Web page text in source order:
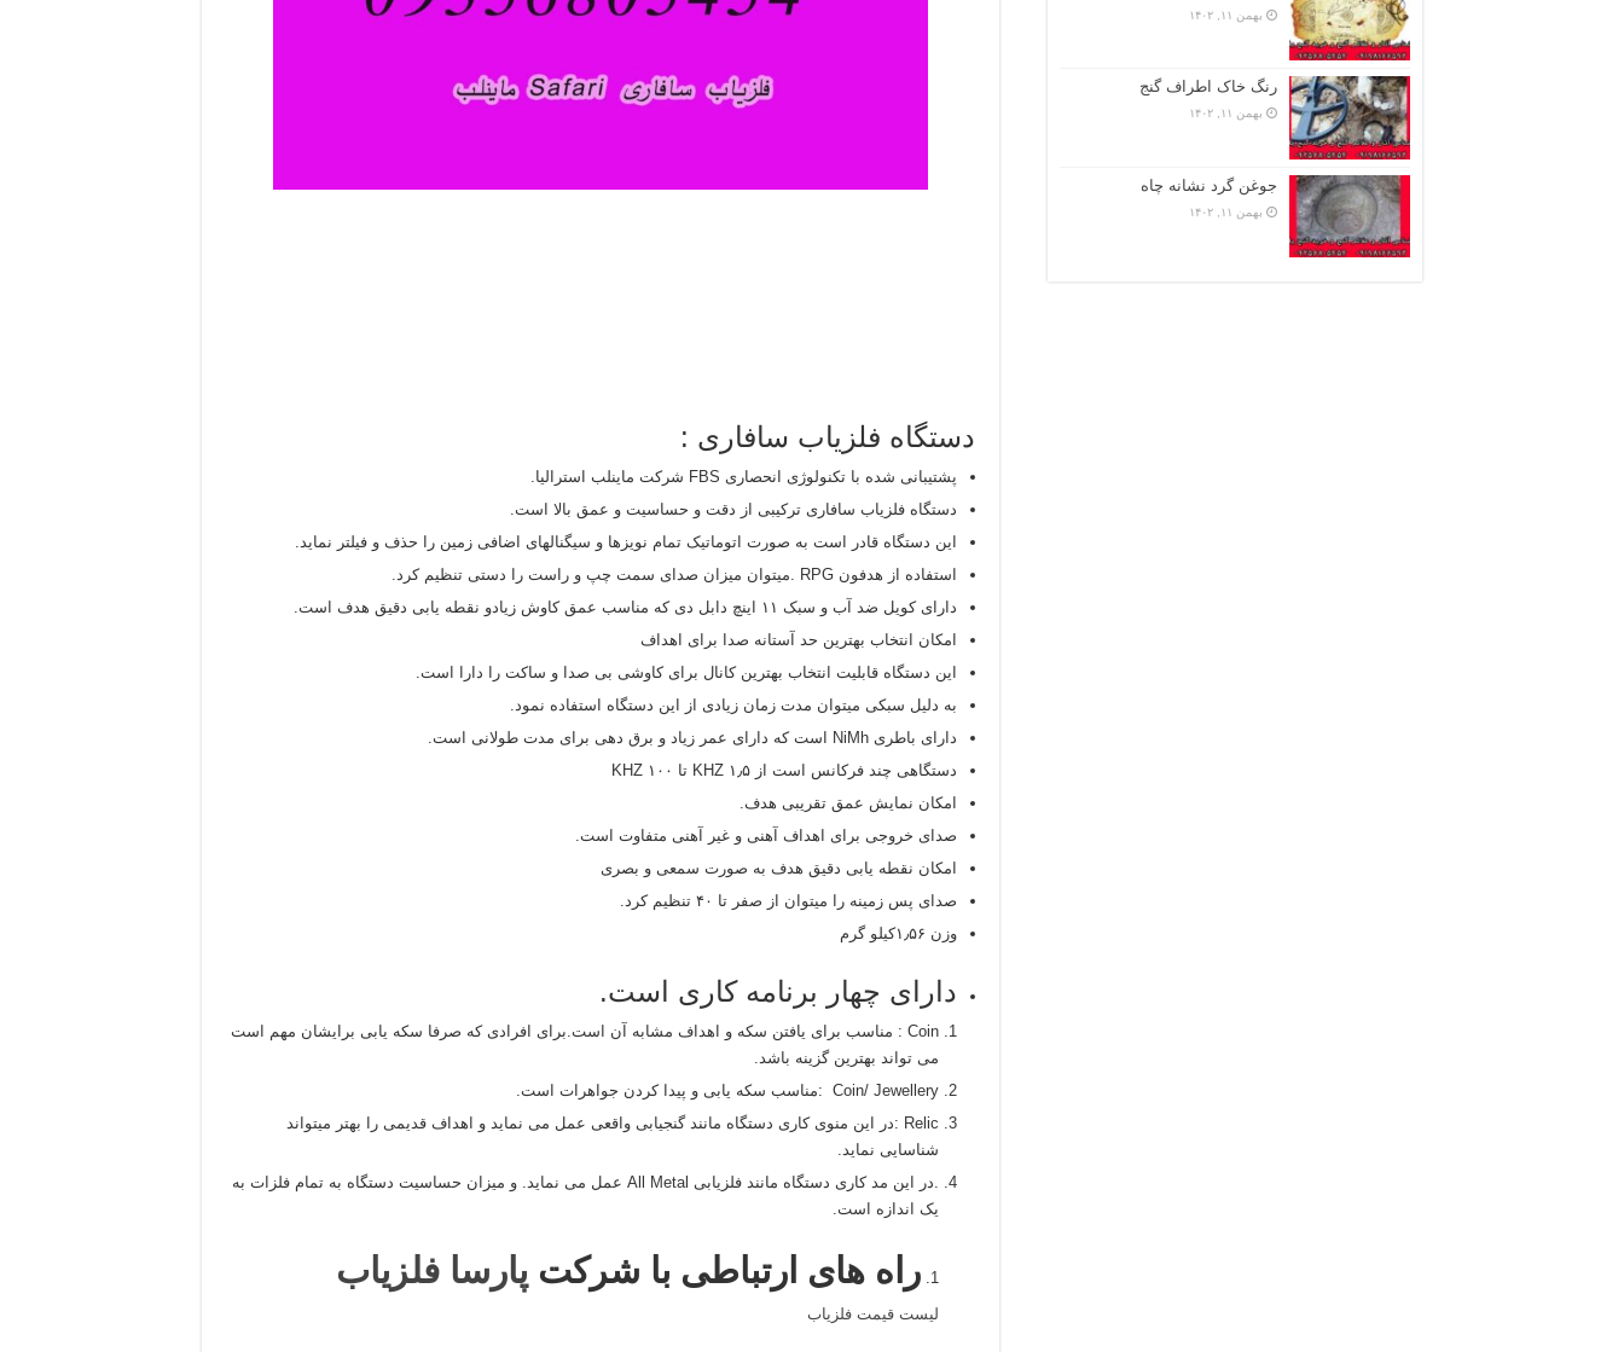
دستگاه فلزیاب سافاری :
پشتیبانی شده با تکنولوژی انحصاری FBS شرکت ماینلب استرالیا.
دستگاه فلزیاب سافاری ترکیبی از دقت و حساسیت و عمق بالا است.
این دستگاه قادر است به صورت اتوماتیک تمام نویزها و سیگنالهای اضافی زمین را حذف و فیلتر نماید.
استفاده از هدفون RPG .میتوان میزان صدای سمت چپ و راست را دستی تنظیم کرد.
دارای کویل ضد آب و سبک ۱۱ اینچ دابل دی که مناسب عمق کاوش زیادو نقطه یابی دقیق هدف است.
امکان انتخاب بهترین حد آستانه صدا برای اهداف
این دستگاه قابلیت انتخاب بهترین کانال برای کاوشی بی صدا و ساکت را دارا است.
به دلیل سبکی میتوان مدت زمان زیادی از این دستگاه استفاده نمود.
دارای باطری NiMh است که دارای عمر زیاد و برق دهی برای مدت طولانی است.
دستگاهی چند فرکانس است از ۱٫۵ KHZ تا ۱۰۰ KHZ
امکان نمایش عمق تقریبی هدف.
صدای خروجی برای اهداف آهنی و غیر آهنی متفاوت است.
امکان نقطه یابی دقیق هدف به صورت سمعی و بصری
صدای پس زمینه را میتوان از صفر تا ۴۰ تنظیم کرد.
وزن ۱٫۵۶کیلو گرم
دارای چهار برنامه کاری است.
Coin : مناسب برای یافتن سکه و اهداف مشابه آن است.برای افرادی که صرفا سکه یابی برایشان مهم است
می تواند بهترین گزینه باشد.
Coin/ Jewellery :مناسب سکه یابی و پیدا کردن جواهرات است.
Relic :در این منوی کاری دستگاه مانند گنجیابی واقعی عمل می نماید و اهداف قدیمی را بهتر میتواند
شناسایی نماید.
.در این مد کاری دستگاه مانند فلزیابی All Metal عمل می نماید. و میزان حساسیت دستگاه به تمام فلزات به
یک اندازه است.
راه های ارتباطی با شرکت پارسا فلزیاب
لیست قیمت فلزیاب
بهمن ۱۱, ۱۴۰۲
رنگ خاک اطراف گنج
بهمن ۱۱, ۱۴۰۲
جوغن گرد نشانه چاه
بهمن ۱۱, ۱۴۰۲